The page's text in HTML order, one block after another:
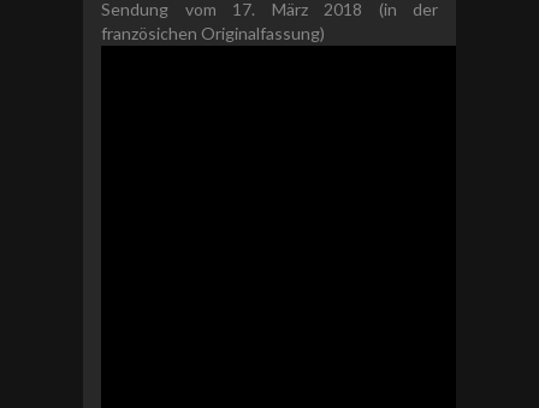
Sendung vom 17. März 2018 (in der
französichen Originalfassung)